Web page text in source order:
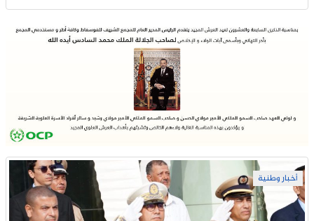
أخبار وطنية